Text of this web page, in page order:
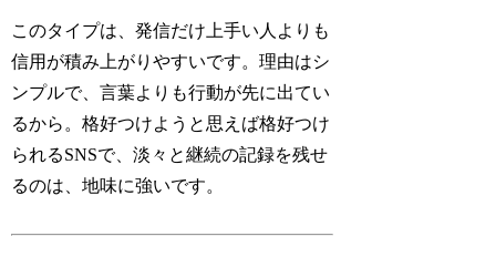
このタイプは、発信だけ上手い人よりも
信用が積み上がりやすいです。理由はシ
ンプルで、言葉よりも行動が先に出てい
るから。格好つけようと思えば格好つけ
られるSNSで、淡々と継続の記録を残せ
るのは、地味に強いです。